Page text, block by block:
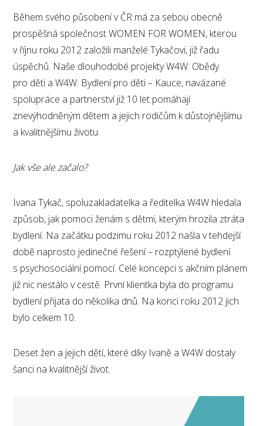
Během svého působení v ČR má za sebou obecně
prospěšná společnost WOMEN FOR WOMEN, kterou
v říjnu roku 2012 založili manželé Tykačovi, již řadu
úspěchů. Naše dlouhodobé projekty W4W: Obědy
pro děti a W4W: Bydlení pro děti – Kauce, navázané
spolupráce a partnerství již 10 let pomáhají
znevýhodněným dětem a jejich rodičům k důstojnějšímu
a kvalitnějšímu životu.
Jak vše ale začalo?
Ivana Tykač, spoluzakladatelka a ředitelka W4W hledala
způsob, jak pomoci ženám s dětmi, kterým hrozila ztráta
bydlení. Na začátku podzimu roku 2012 našla v tehdejší
době naprosto jedinečné řešení – rozptýlené bydlení
s psychosociální pomocí. Celé koncepci s akčním plánem
již nic nestálo v cestě. První klientka byla do programu
bydlení přijata do několika dnů. Na konci roku 2012 jich
bylo celkem 10.
Deset žen a jejich dětí, které díky Ivaně a W4W dostaly
šanci na kvalitnější život.